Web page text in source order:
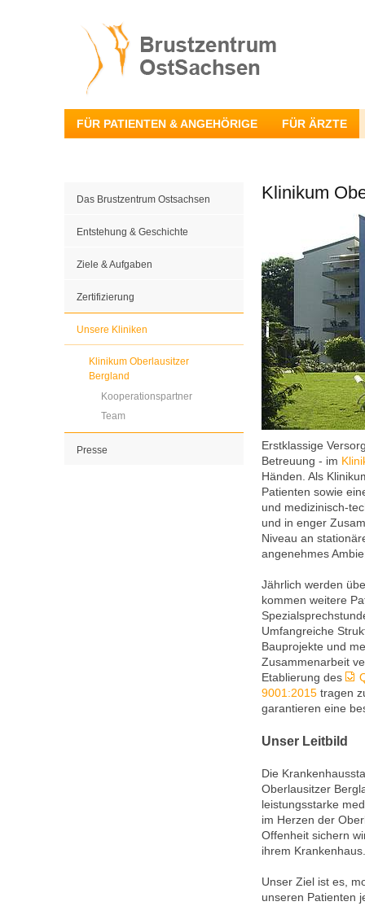
FÜR PATIENTEN & ANGEHÖRIGE FÜR ÄRZTE
Das Brustzentrum Ostsachsen
Entstehung & Geschichte
Ziele & Aufgaben
Zertifizierung
Unsere Kliniken
Klinikum Oberlausitzer
Bergland
Kooperationspartner
Team
Presse
Klinikum
Erstklassige
Betreuung - im
Händen. Als
Patienten sowie
und medizinisch-
und in enger
Niveau an
angenehmes
Jährlich werden
kommen weitere
Umfangreiche
Bauprojekte und
Zusammenarbeit
Etablierung des
9001:2015 tragen
garantieren eine
Unser Leitbild
Die
Oberlausitzer
leistungsstarke
im Herzen der
Offenheit sichern
ihrem Krankenhaus.
Unser Ziel ist es,
unseren Patienten